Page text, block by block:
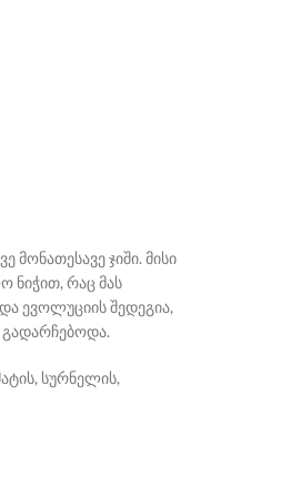
ჯიში. მისი
ნიჭით, რაც მას
ევოლუციის შედეგია,
სურნელის,